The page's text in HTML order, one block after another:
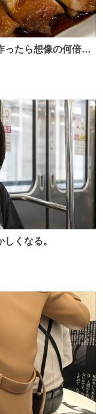
ったら想像の何倍も
くなる。